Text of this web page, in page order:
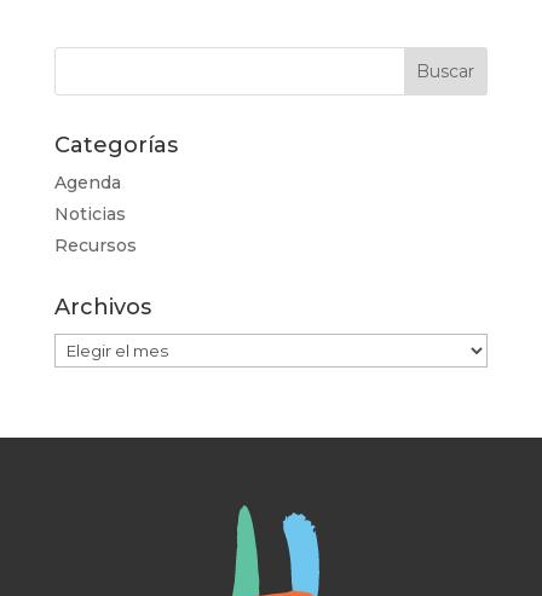
Categorías
Agenda
Noticias
Recursos
Archivos
Archivos